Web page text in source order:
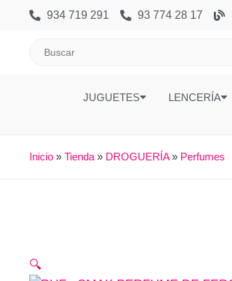
934 719 291 93 774 28 17
JUGUETES LENCERÍA
Inicio » Tienda » DROGUERÍA» Perfumes
🔍